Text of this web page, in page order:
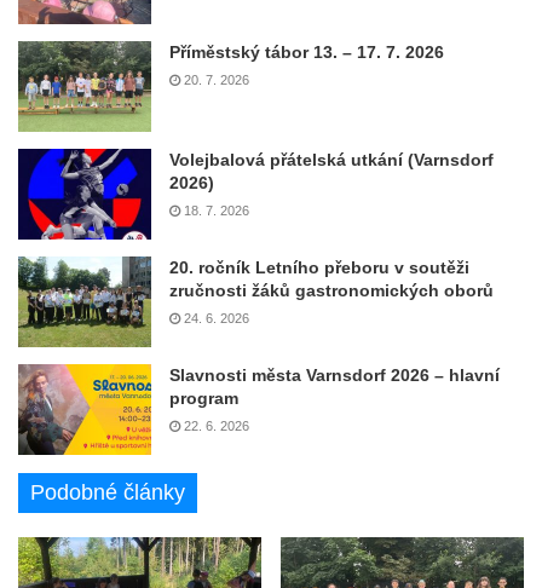
Příměstský tábor 13. – 17. 7. 2026
20. 7. 2026
Volejbalová přátelská utkání (Varnsdorf
2026)
18. 7. 2026
20. ročník Letního přeboru v soutěži
zručnosti žáků gastronomických oborů
24. 6. 2026
Slavnosti města Varnsdorf 2026 – hlavní
program
22. 6. 2026
Podobné články